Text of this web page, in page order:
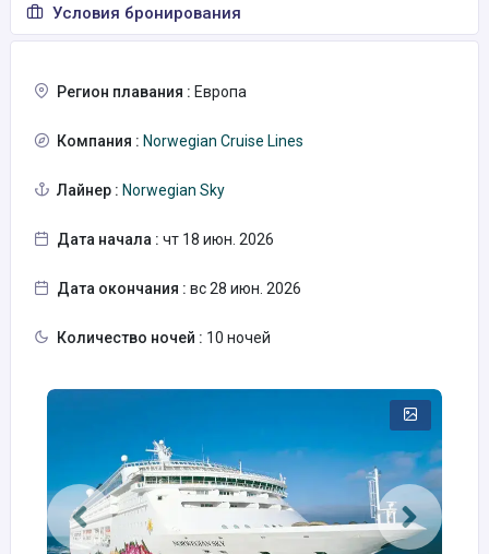
Условия бронирования
Регион плавания : Европа
Компания : Norwegian Cruise Lines
Лайнер : Norwegian Sky
Дата начала : чт 18 июн. 2026
Дата окончания : вс 28 июн. 2026
Количество ночей : 10 ночей